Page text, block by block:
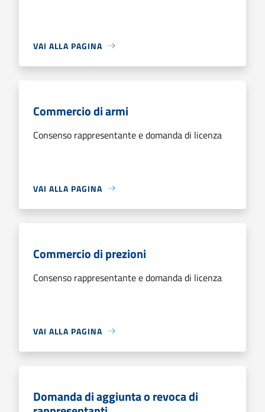
VAI ALLA PAGINA
Commercio di armi
Consenso rappresentante e domanda di licenza
VAI ALLA PAGINA
Commercio di prezioni
Consenso rappresentante e domanda di licenza
VAI ALLA PAGINA
Domanda di aggiunta o revoca di